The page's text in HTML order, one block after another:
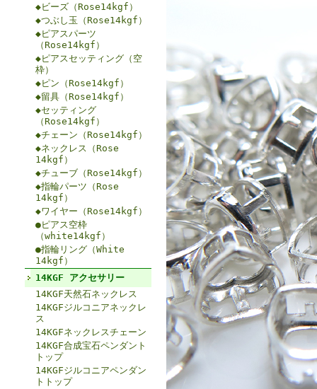
◆ビーズ（Rose14kgf）
◆つぶし玉（Rose14kgf）
◆ピアスパーツ
（Rose14kgf）
◆ピアスセッティング（空
枠）
◆ピン（Rose14kgf）
◆留具（Rose14kgf）
◆セッティング
（Rose14kgf）
◆チェーン（Rose14kgf）
◆ネックレス（Rose
14kgf）
◆チューブ（Rose14kgf）
◆指輪パーツ（Rose
14kgf）
◆ワイヤー（Rose14kgf）
●ピアス空枠
（white14kgf）
●指輪リング（White
14kgf）
14KGF アクセサリー
14KGF天然石ネックレス
14KGFジルコニアネックレ
ス
14KGFネックレスチェーン
14KGF合成宝石ペンダント
トップ
14KGFジルコニアペンダン
トトップ